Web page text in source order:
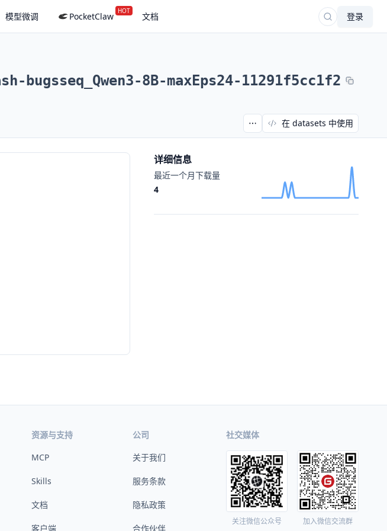
模型微调 PocketClaw HOT 文档 登录
bugsseq_Qwen3-8B-maxEps24-11291f5cc1f2
在 datasets 中使用
详细信息
最近一个月下载量
4
资源与支持
MCP
Skills
文档
客户端
公司
关于我们
服务条款
隐私政策
合作伙伴
社交媒体
关注微信公众号 加入微信交流群